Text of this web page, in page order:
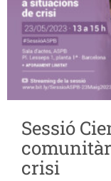
Sessió
crisi